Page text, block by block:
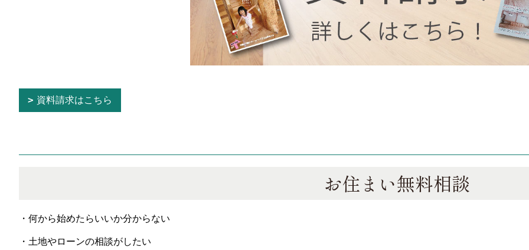
資料請求はこちら
お住まい無料相談
・何から始めたらいいか分からない
・土地やローンの相談がしたい